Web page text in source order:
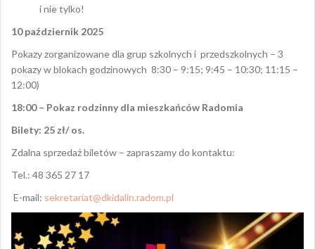
i nie tylko!
10 październik 2025
Pokazy zorganizowane dla grup szkolnych i przedszkolnych – 3
pokazy w blokach godzinowych 8:30 – 9:15; 9:45 – 10:30; 11:15 –
12:00)
18:00 – Pokaz rodzinny dla mieszkańców Radomia
Bilety: 25 zł/ os.
Zdalna sprzedaż biletów – zapraszamy do kontaktu:
Tel.: 48 365 27 17
E-mail: sekretariat@dkidalin.radom.pl